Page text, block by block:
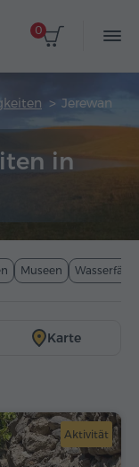
0
Jerewan
in
Museen Wasserfälle
Karte
Aktivität